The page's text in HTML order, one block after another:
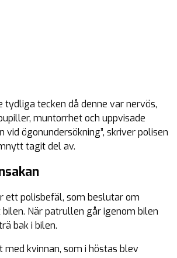
tydliga tecken då denne var nervös,
muntorrhet och uppvisade
vid ögonundersökning”, skriver polisen
tagit del av.
ett polisbefäl, som beslutar om
När patrullen går igenom bilen
bak i bilen.
kvinnan, som i höstas blev